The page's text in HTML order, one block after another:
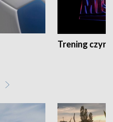
Trening czyni